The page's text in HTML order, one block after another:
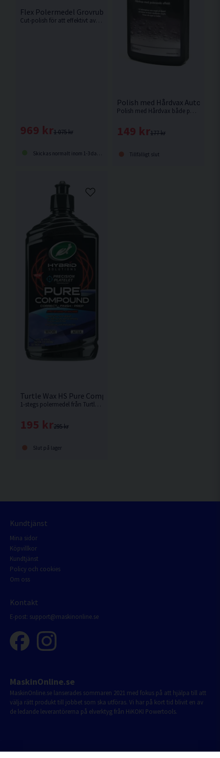
Flex Polermedel Grovrubbing Cut 2-Step 1L
Cut-polish för att effektivt avlägsna djupa repor, kraftiga användningsspår och renovera sliten lack. Passar alla lacktyper och ger bästa resultat med roterande polering. Fri från silikon, vax och lösningsmedel.
1 075 kr
969 kr
Skickas normalt inom 1-3 dagar
Polish med Hårdvax
Polish med Hårdvax både polerar på djupet och ger en skyddande vaxyta i ett och samma arbetsmoment.
177 kr
149 kr
Tillfälligt slut
Turtle Wax HS Pure Compound Polermedel 500 ml
1-stegs polermedel från Turtle Wax som kan användas med maskin eller för hand.
295 kr
195 kr
Slut på lager
Kundtjänst
Mina sidor
Köpvillkor
Kundtjänst
Policy och cookies
Om oss
Kontakt
E-post: support@maskinonline.se
MaskinOnline.se
MaskinOnline.se lanserades sommaren 2021 med fokus på att hjälpa till att
välja rätt produkt till jobbet som ska utföras. Vi har på kort tid blivit en av
de ledande leverantörerna på elverktyg från HiKOKI Powertools.